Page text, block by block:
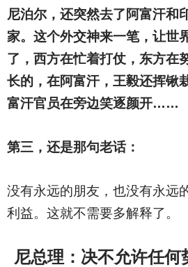
尼泊尔，还突然去了阿富汗和
家。这个外交神来一笔，让世
了，西方在忙着打仗，东方在
长的，在阿富汗，王毅还挥锹
富汗官员在旁边笑逐颜开……
第三，还是那句老话：
没有永远的朋友，也没有永远
利益。这就不需要多解释了。
尼总理：决不允许任何